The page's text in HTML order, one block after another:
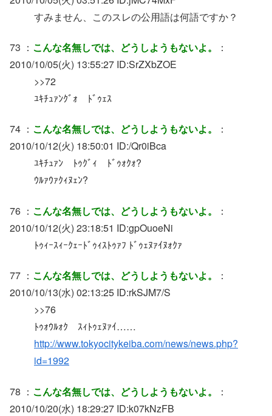
すみません、このスレの公用語は何語ですか？
73 ： こんな名無しでは、どうしようもないよ。
：
2010/10/05(火) 13:55:27 ID:SrZXbZOE
>>72
ﾕｷﾁｭｧﾝｸﾞｫ ﾄﾞｩｪｽ
74 ： こんな名無しでは、どうしようもないよ。
：
2010/10/12(火) 18:50:01 ID:/Qr0iBca
ﾕｷﾁｭｧﾝ ﾄｩｸﾞｨ ﾄﾞｩｫｸｫ?
ｳﾙｧｳｧｸｨﾇｪﾝ?
76 ： こんな名無しでは、どうしようもないよ。
：
2010/10/12(火) 23:18:51 ID:gpOuoeNi
ﾄｩｨｰｽｨｰｸｪｰﾄﾞｩｨｽﾄｩｧﾌ ﾄﾞｩｪﾇｧｲﾇｫｸｧ
77 ： こんな名無しでは、どうしようもないよ。
：
2010/10/13(水) 02:13:25 ID:rkSJM7/S
>>76
ﾄｩｫｳﾙｫｸ ｽｨﾄｩｪﾇｧｲ……
http://www.tokyocitykeiba.com/news/news.php?
id=1992
78 ： こんな名無しでは、どうしようもないよ。
：
2010/10/20(水) 18:29:27 ID:k07kNzFB